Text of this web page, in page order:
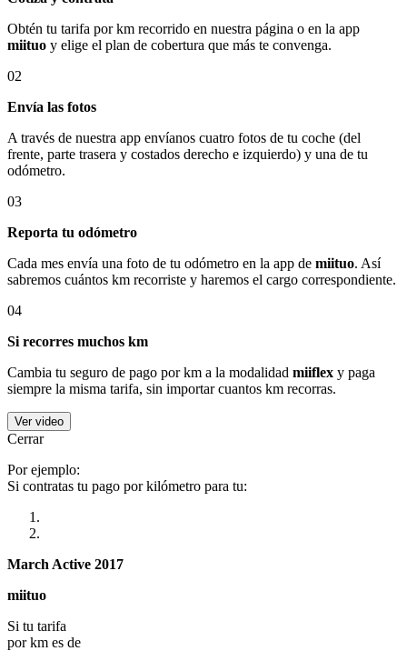
Obtén tu tarifa por km recorrido en nuestra página o en la app
miituo y elige el plan de cobertura que más te convenga.
02
Envía las fotos
A través de nuestra app envíanos cuatro fotos de tu coche (del
frente, parte trasera y costados derecho e izquierdo) y una de tu
odómetro.
03
Reporta tu odómetro
Cada mes envía una foto de tu odómetro en la app de miituo. Así
sabremos cuántos km recorriste y haremos el cargo correspondiente.
04
Si recorres muchos km
Cambia tu seguro de pago por km a la modalidad miiflex y paga
siempre la misma tarifa, sin importar cuantos km recorras.
Ver video
Cerrar
Por ejemplo:
Si contratas tu pago por kilómetro para tu:
March Active 2017
miituo
Si tu tarifa
por km es de